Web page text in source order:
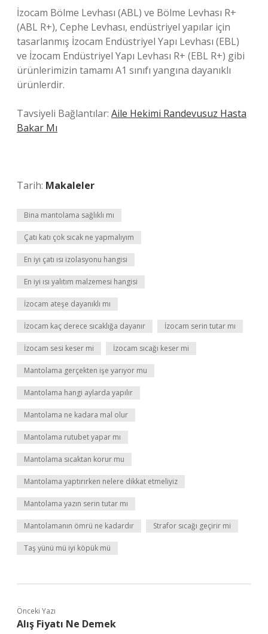
İzocam Bölme Levhası (ABL) ve Bölme Levhası R+
(ABL R+), Cephe Levhası, endüstriyel yapılar için
tasarlanmış İzocam Endüstriyel Yapı Levhası (EBL)
ve İzocam Endüstriyel Yapı Levhası R+ (EBL R+) gibi
ürünlerimizin tamamı A1 sınıfı yangına dayanıklı
ürünlerdir.
Tavsiyeli Bağlantılar: Aile Hekimi Randevusuz Hasta
Bakar Mı
Tarih: Makaleler
Bina mantolama sağlıklı mı
Çatı katı çok sıcak ne yapmalıyım
En iyi çatı ısı izolasyonu hangisi
En iyi ısı yalıtım malzemesi hangisi
İzocam ateşe dayanıklı mı
İzocam kaç derece sıcaklığa dayanır İzocam serin tutar mı
İzocam sesi keser mi İzocam sıcağı keser mi
Mantolama gerçekten işe yarıyor mu
Mantolama hangi aylarda yapılır
Mantolama ne kadara mal olur
Mantolama rutubet yapar mı
Mantolama sıcaktan korur mu
Mantolama yaptırırken nelere dikkat etmeliyiz
Mantolama yazın serin tutar mı
Mantolamanın ömrü ne kadardır Strafor sıcağı geçirir mi
Taş yünü mü iyi köpük mü
Önceki Yazı
Alış Fiyatı Ne Demek